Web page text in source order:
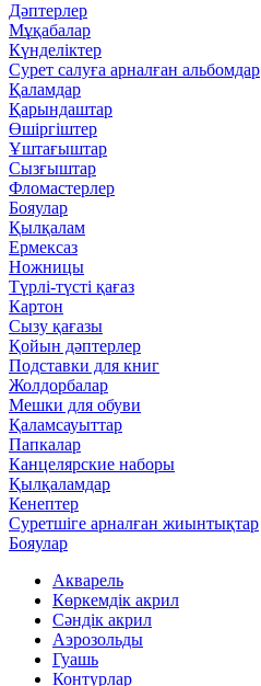
Дәптерлер
Мұқабалар
Күнделіктер
Сурет салуға арналған альбомдар
Қаламдар
Қарындаштар
Өшіргіштер
Ұштағыштар
Сызғыштар
Фломастерлер
Бояулар
Қылқалам
Ермексаз
Ножницы
Түрлі-түсті қағаз
Картон
Сызу қағазы
Қойын дәптерлер
Подставки для книг
Жолдорбалар
Мешки для обуви
Қаламсауыттар
Папкалар
Канцелярские наборы
Қылқаламдар
Кенептер
Суретшіге арналған жиынтықтар
Бояулар
Акварель
Көркемдік акрил
Сәндік акрил
Аэрозольды
Гуашь
Контурлар